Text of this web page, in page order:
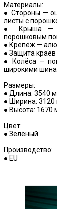
Материалы:
● Стороны —
листы с
● Крыша —
порошковым
● Крепёж —
● Защита
● Колёса —
широкими
Размеры:
● Длина: 3540
● Ширина:
● Высота: 1670
Цвет:
● Зелёный
Производство:
● EU